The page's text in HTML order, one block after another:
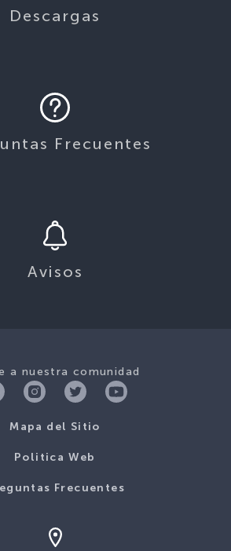
Descargas
Frecuentes
Avisos
a nuestra comunidad
Mapa del Sitio
Politica Web
Frecuentes